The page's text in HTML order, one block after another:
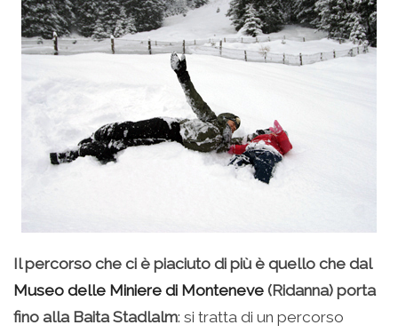
Il percorso che ci è piaciuto di più è quello che dal
Museo delle Miniere di Monteneve (Ridanna) porta
fino alla Baita Stadlalm: si tratta di un percorso